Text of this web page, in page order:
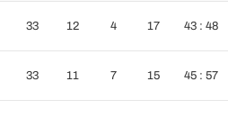
33 12 4 17 43 : 48
33 11 7 15 45 : 57